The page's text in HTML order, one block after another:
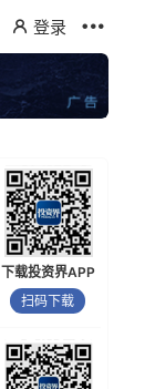
登录
下载投资界APP
扫码下载